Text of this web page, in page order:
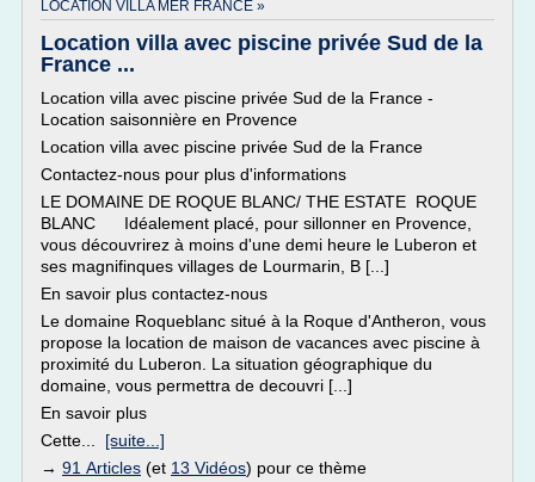
LOCATION VILLA MER FRANCE »
Location villa avec piscine privée Sud de la
France ...
Location villa avec piscine privée Sud de la France -
Location saisonnière en Provence
Location villa avec piscine privée Sud de la France
Contactez-nous pour plus d'informations
LE DOMAINE DE ROQUE BLANC/ THE ESTATE ROQUE
BLANC Idéalement placé, pour sillonner en Provence,
vous découvrirez à moins d'une demi heure le Luberon et
ses magnifinques villages de Lourmarin, B [...]
En savoir plus contactez-nous
Le domaine Roqueblanc situé à la Roque d'Antheron, vous
propose la location de maison de vacances avec piscine à
proximité du Luberon. La situation géographique du
domaine, vous permettra de decouvri [...]
En savoir plus
Cette... [suite...]
→ 91 Articles (et 13 Vidéos) pour ce thème